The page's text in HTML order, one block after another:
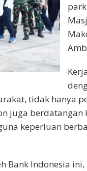
tidak hanya
juga berdatangan
keperluan
Bank Indonesia